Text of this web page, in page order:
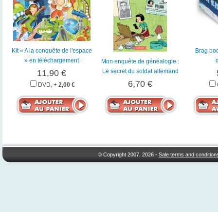
Kit « A la conquête de l'espace
» en téléchargement
11,90 €
DVD, + 2,00 €
Mon enquête de généalogie :
Le secret du soldat allemand
6,70 €
Brag
© Copyright 2007, 2026 -Sale terms and